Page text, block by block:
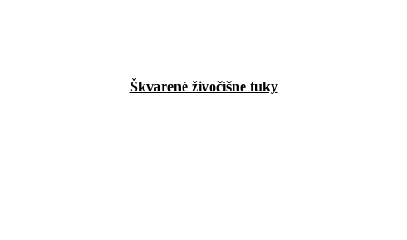
Škvarené živočíšne tuky